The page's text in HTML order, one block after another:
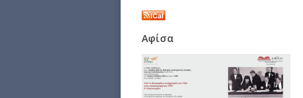
Αφίσα